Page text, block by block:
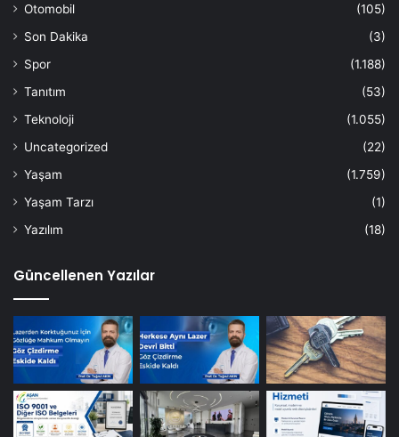
Otomobil
(105)
Son Dakika
(3)
Spor
(1.188)
Tanıtım
(53)
Teknoloji
(1.055)
Uncategorized
(22)
Yaşam
(1.759)
Yaşam Tarzı
(1)
Yazılım
(18)
Güncellenen Yazılar